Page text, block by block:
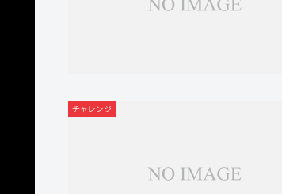
チャレンジ